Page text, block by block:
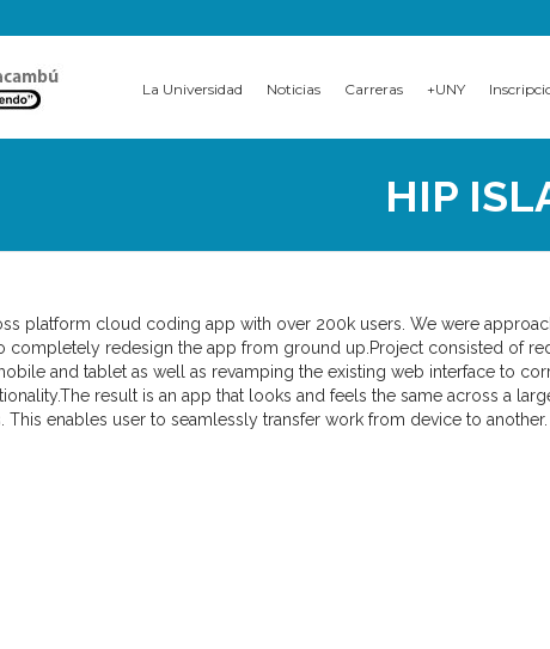
La Universidad Noticias Carreras +UNY
HIP
platform cloud coding app with over 200k users. We were
completely redesign the app from ground up. Project consisted of
and tablet as well as revamping the existing web interface to
The result is an app that looks and feels the same across a
This enables user to seamlessly transfer work from device to another.